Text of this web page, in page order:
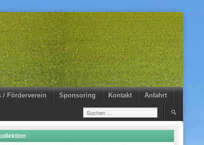
/ Förderverein Sponsoring Kontakt Anfahrt
Suchen